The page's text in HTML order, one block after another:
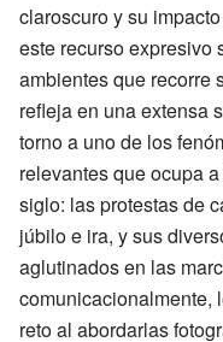
claroscuro y su
este recurso expresivo
ambientes que recorre
refleja en una extensa
torno a uno de los
relevantes que ocupa
siglo: las protestas de
júbilo e ira, y sus
aglutinados en las
comunicacionalmente,
reto al abordarlas